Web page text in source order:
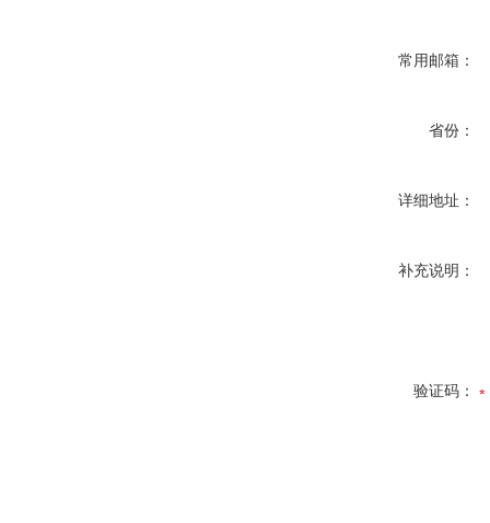
常用邮箱：
省份：
详细地址：
补充说明：
验证码：